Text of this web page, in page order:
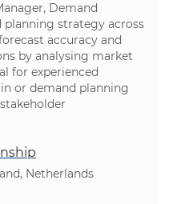
Demand
planning strategy across
accuracy and
by analysing market
for experienced
or demand planning
Netherlands